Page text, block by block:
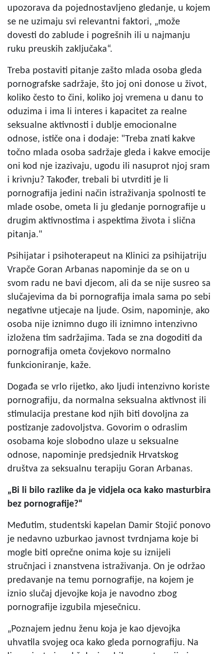
upozorava da pojednostavljeno gledanje, u kojem
se ne uzimaju svi relevantni faktori, „može
dovesti do zablude i pogrešnih ili u najmanju
ruku preuskih zaključaka“.
Treba postaviti pitanje zašto mlada osoba gleda
pornografske sadržaje, što joj oni donose u život,
koliko često to čini, koliko joj vremena u danu to
oduzima i ima li interes i kapacitet za realne
seksualne aktivnosti i dublje emocionalne
odnose, ističe ona i dodaje: "Treba znati kakve
točno mlada osoba sadržaje gleda i kakve emocije
oni kod nje izazivaju, ugodu ili nasuprot njoj sram
i krivnju? Također, trebali bi utvrditi je li
pornografija jedini način istraživanja spolnosti te
mlade osobe, ometa li ju gledanje pornografije u
drugim aktivnostima i aspektima života i slična
pitanja."
Psihijatar i psihoterapeut na Klinici za psihijatriju
Vrapče Goran Arbanas napominje da se on u
svom radu ne bavi djecom, ali da se nije susreo sa
slučajevima da bi pornografija imala sama po sebi
negativne utjecaje na ljude. Osim, napominje, ako
osoba nije iznimno dugo ili iznimno intenzivno
izložena tim sadržajima. Tada se zna dogoditi da
pornografija ometa čovjekovo normalno
funkcioniranje, kaže.
Događa se vrlo rijetko, ako ljudi intenzivno koriste
pornografiju, da normalna seksualna aktivnost ili
stimulacija prestane kod njih biti dovoljna za
postizanje zadovoljstva. Govorim o odraslim
osobama koje slobodno ulaze u seksualne
odnose, napominje predsjednik Hrvatskog
društva za seksualnu terapiju Goran Arbanas.
„Bi li bilo razlike da je vidjela oca kako masturbira
bez pornografije?“
Međutim, studentski kapelan Damir Stojić ponovo
je nedavno uzburkao javnost tvrdnjama koje bi
mogle biti oprečne onima koje su iznijeli
stručnjaci i znanstvena istraživanja. On je održao
predavanje na temu pornografije, na kojem je
iznio slučaj djevojke koja je navodno zbog
pornografije izgubila mjesečnicu.
„Poznajem jednu ženu koja je kao djevojka
uhvatila svojeg oca kako gleda pornografiju. Na